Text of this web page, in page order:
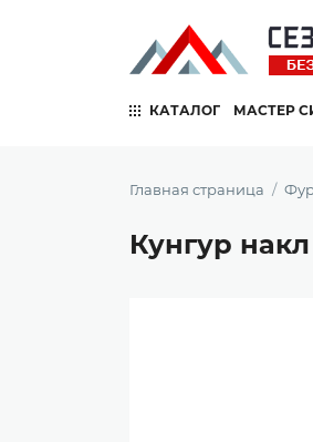
КАТАЛОГ МАСТЕР
Главная страница
Кунгур